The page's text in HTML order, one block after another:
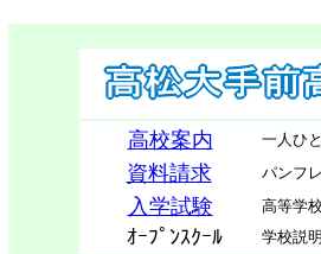
高校案内 一人ひ
資料請求 パンフ
入学試験 高等学
ｵｰﾌﾟﾝｽｸｰﾙ 学校説